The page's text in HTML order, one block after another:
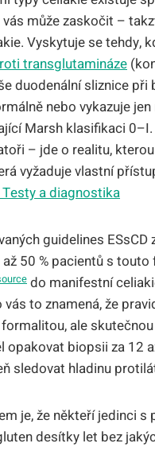
může zaskočit –
Vyskytuje se tehdy,
transglutamináze
duodenální sliznice při
nebo vykazuje
Marsh klasifikaci
– jde o realitu,
vyžaduje vlastní
a diagnostika
guidelines ESsCD
50 % pacientů s
do manifestní
to znamená, že
ale
opakovat biopsii za 12
sledovat hladinu
je, že někteří jedinci s
desítky let bez